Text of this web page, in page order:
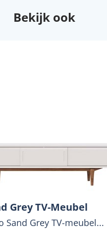
Bekijk ook
Grey TV-Meubel
Sand Grey TV-meubel...